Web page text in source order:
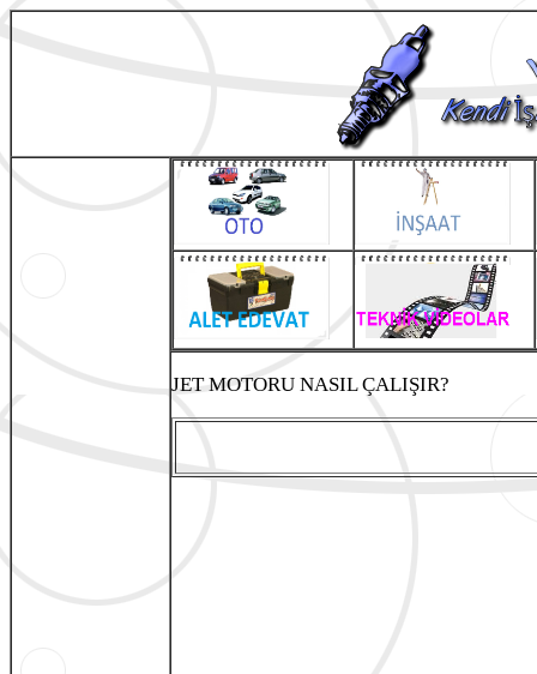
JET MOTORU NASIL ÇALIŞIR?